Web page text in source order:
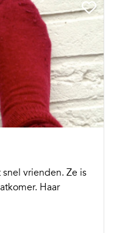
vrienden. Ze is
Haar